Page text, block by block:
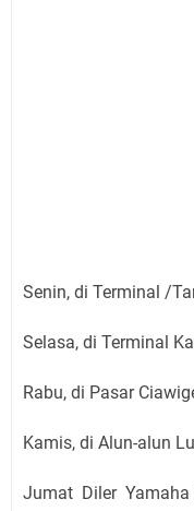
Senin, di Terminal /
Selasa, di Terminal
Rabu, di Pasar
Kamis, di Alun-alun
Jumat Diler Yamaha